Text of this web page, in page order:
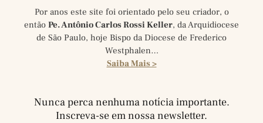
Por anos este site foi orientado pelo seu criador, o
então Pe. Antônio Carlos Rossi Keller, da Arquidiocese
de São Paulo, hoje Bispo da Diocese de Frederico
Westphalen…
Saiba Mais >
Nunca perca nenhuma notícia importante.
Inscreva-se em nossa newsletter.